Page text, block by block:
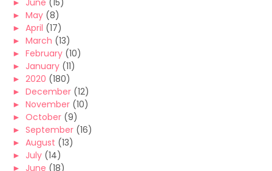
► June (15)
► May (8)
► April (17)
► March (13)
► February (10)
► January (11)
► 2020 (180)
► December (12)
► November (10)
► October (9)
► September (16)
► August (13)
► July (14)
► June (18)